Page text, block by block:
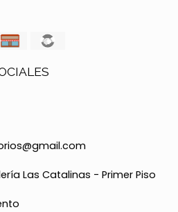
Las Catalinas - Primer Piso